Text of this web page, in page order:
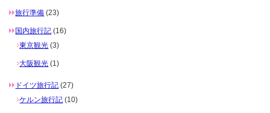
旅行準備 (23)
国内旅行記 (16)
東京観光 (3)
大阪観光 (1)
ドイツ旅行記 (27)
ケルン旅行記 (10)